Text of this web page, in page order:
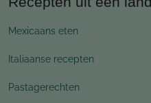
Mexicaans eten
Italiaanse recepten
Pastagerechten